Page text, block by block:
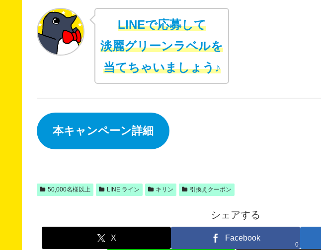
LINEで応募して
淡麗グリーンラベルを
当てちゃいましょう♪
本キャンペーン詳細
50,000名様以上 LINE ライン キリン 引換えクーポン
シェアする
X Facebook
0